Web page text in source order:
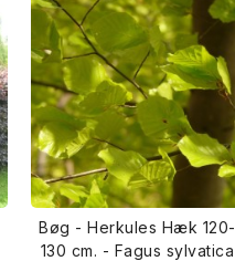
Bøg - Herkules Hæk 120-
130 cm. - Fagus sylvatica